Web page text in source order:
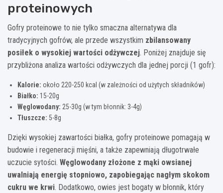
proteinowych
Gofry proteinowe to nie tylko smaczna alternatywa dla
tradycyjnych gofrów, ale przede wszystkim zbilansowany
posiłek o wysokiej wartości odżywczej. Poniżej znajduje się
przybliżona analiza wartości odżywczych dla jednej porcji (1 gofr):
Kalorie: około 220-250 kcal (w zależności od użytych składników)
Białko: 15-20g
Węglowodany: 25-30g (w tym błonnik: 3-4g)
Tłuszcze: 5-8g
Dzięki wysokiej zawartości białka, gofry proteinowe pomagają w
budowie i regeneracji mięśni, a także zapewniają długotrwałe
uczucie sytości. Węglowodany złożone z mąki owsianej
uwalniają energię stopniowo, zapobiegając nagłym skokom
cukru we krwi. Dodatkowo, owies jest bogaty w błonnik, który